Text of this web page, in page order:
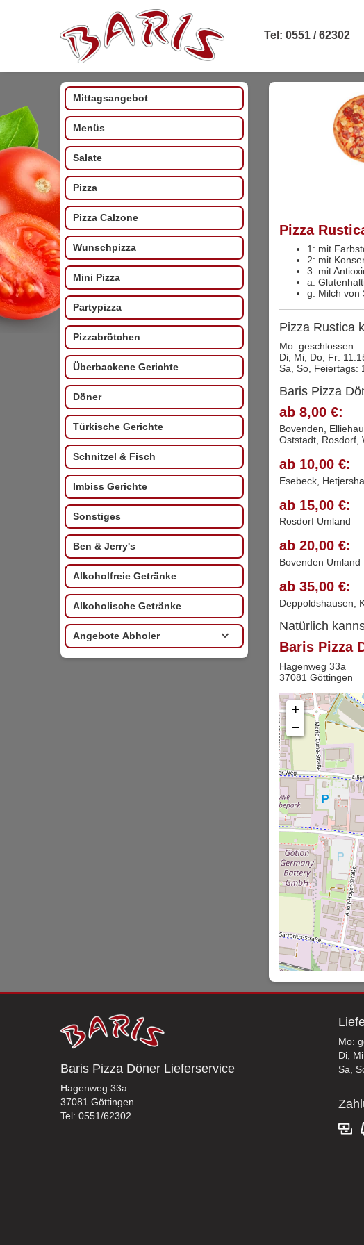
Tel: 0551 / 62302
Mittagsangebot
Menüs
Salate
Pizza
Pizza Calzone
Wunschpizza
Mini Pizza
Partypizza
Pizzabrötchen
Überbackene Gerichte
Döner
Türkische Gerichte
Schnitzel & Fisch
Imbiss Gerichte
Sonstiges
Ben & Jerry's
Alkoholfreie Getränke
Alkoholische Getränke
Angebote Abholer
Pizza
1: mit
2: mit
3: mit
a:
g: Milch von
Pizza Rustica
Mo: geschlossen
Di, Mi, Do, Fr:
Sa, So, Feiertags:
Baris Pizza
ab 8,00 €:
Bovenden,
Oststadt, Rosdorf,
ab 10,00 €:
Esebeck,
ab 15,00 €:
Rosdorf Umland
ab 20,00 €:
Bovenden Umland
ab 35,00 €:
Deppoldshausen,
Natürlich
Baris Pizza
Hagenweg 33a
37081 Göttingen
+
−
Baris Pizza Döner Lieferservice
Hagenweg 33a
37081 Göttingen
Tel: 0551/62302
Mo:
Di,
Sa,